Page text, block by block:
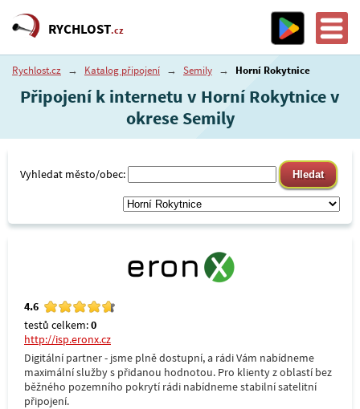
RYCHLOST.cz
Rychlost.cz → Katalog připojení → Semily → Horní Rokytnice
Připojení k internetu v Horní Rokytnice v
okrese Semily
Vyhledat město/obec:
4.6
testů celkem:0
http://isp.eronx.cz
Digitální partner - jsme plně dostupní, a rádi Vám nabídneme
maximální služby s přidanou hodnotou. Pro klienty z oblastí bez
běžného pozemního pokrytí rádi nabídneme stabilní satelitní
připojení.